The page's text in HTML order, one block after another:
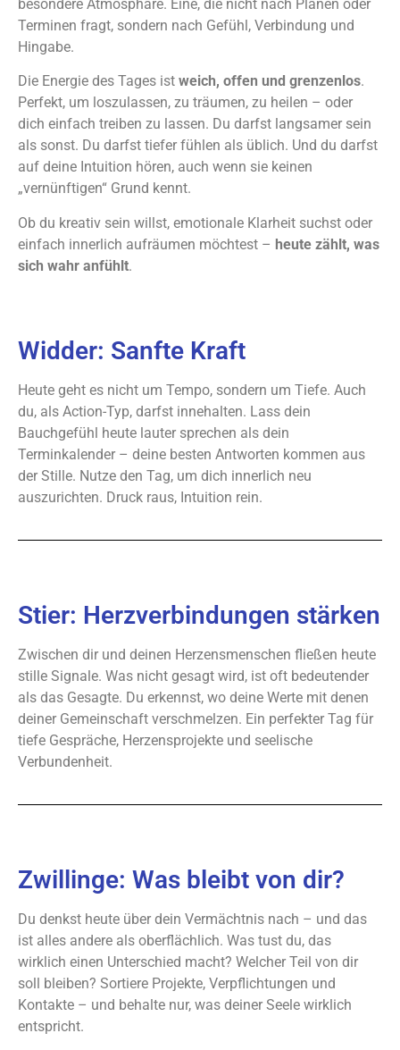
besondere Atmosphäre. Eine, die nicht nach Plänen oder
Terminen fragt, sondern nach Gefühl, Verbindung und
Hingabe.
Die Energie des Tages ist weich, offen und grenzenlos.
Perfekt, um loszulassen, zu träumen, zu heilen – oder
dich einfach treiben zu lassen. Du darfst langsamer sein
als sonst. Du darfst tiefer fühlen als üblich. Und du darfst
auf deine Intuition hören, auch wenn sie keinen
„vernünftigen“ Grund kennt.
Ob du kreativ sein willst, emotionale Klarheit suchst oder
einfach innerlich aufräumen möchtest – heute zählt, was
sich wahr anfühlt.
Widder: Sanfte Kraft
Heute geht es nicht um Tempo, sondern um Tiefe. Auch
du, als Action-Typ, darfst innehalten. Lass dein
Bauchgefühl heute lauter sprechen als dein
Terminkalender – deine besten Antworten kommen aus
der Stille. Nutze den Tag, um dich innerlich neu
auszurichten. Druck raus, Intuition rein.
Stier: Herzverbindungen stärken
Zwischen dir und deinen Herzensmenschen fließen heute
stille Signale. Was nicht gesagt wird, ist oft bedeutender
als das Gesagte. Du erkennst, wo deine Werte mit denen
deiner Gemeinschaft verschmelzen. Ein perfekter Tag für
tiefe Gespräche, Herzensprojekte und seelische
Verbundenheit.
Zwillinge: Was bleibt von dir?
Du denkst heute über dein Vermächtnis nach – und das
ist alles andere als oberflächlich. Was tust du, das
wirklich einen Unterschied macht? Welcher Teil von dir
soll bleiben? Sortiere Projekte, Verpflichtungen und
Kontakte – und behalte nur, was deiner Seele wirklich
entspricht.